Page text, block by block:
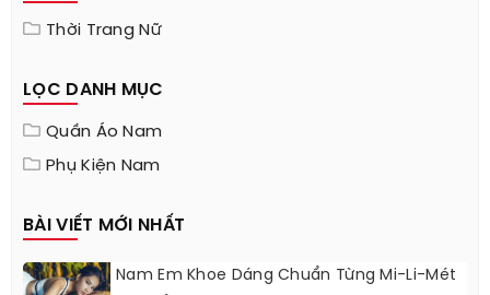
Thời Trang Nữ
LỌC DANH MỤC
Quần Áo Nam
Phụ Kiện Nam
BÀI VIẾT MỚI NHẤT
Nam Em Khoe Dáng Chuẩn Từng Mi-Li-Mét